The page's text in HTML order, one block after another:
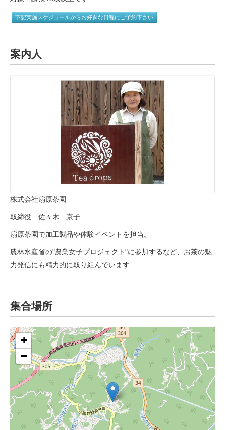
下記実施スケジュールからお好きな日程にご予約下さい
案内人
株式会社扇原茶園
取締役 佐々木 京子
扇原茶園で加工製品や体験イベントを担当。
農林水産省の"農業女子プロジェクト"に参加するなど、お茶の魅
力発信にも精力的に取り組んでいます
集合場所
+
−